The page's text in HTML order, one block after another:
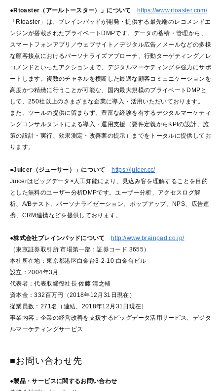
●Rtoaster（アールトースター）」について
https://www.rtoaster.com/
「Rtoaster」は、ブレインパッドが開発・提供する最先端のレコメンドエ
ンジンが搭載されたプライベートDMPです。データの蓄積・管理から、
スマートフォンアプリ／ウェブサイト／デジタル広告／メールなどの多様
な顧客接点におけるパーソナライズアプローチ、行動ターゲティング／レ
コメンドといったアクションまで、デジタルマーケティングを強力にサポ
ートします。複数のチャネルを横断した最適な顧客コミュニケーションを
高度かつ精緻に行うことが可能な、国内最大規模のプライベートDMPと
して、250社以上のさまざまな企業に導入・活用いただいております。
また、ツールの提供に留まらず、豊富な経験を有するデジタルマーケティ
ングコンサルタントによる導入・運用支援（要件定義からKPIの設計、施
策の設計・実行、効果測定・改善案の提示）までをトータルに提供してお
ります。
●Juicer（ジューサー）」について
https://juicer.cc/
Juicerはビッグデータ×人工知能により、見込み客を理解することを目的
とした無料のユーザー分析DMPです。ユーザー分析、アクセスログ解
析、A/Bテスト、パーソナライゼーション、ポップアップ、NPS、広告連
携、CRM連携などを提供しております。
●株式会社ブレインパッドについて
http://www.brainpad.co.jp/
（東京証券取引所 市場第一部：証券コード 3655）
本社所在地：東京都港区白金台3-2-10 白金台ビル
設立：2004年3月
代表者：代表取締役社長 佐藤 清之輔
資本金：332百万円（2018年12月31日現在）
従業員数：271名（連結、2018年12月31日現在）
事業内容：企業の経営改善を支援するビッグデータ活用サービス、デジタ
ルマーケティングサービス
■お問い合わせ先
●製品・サービスに関するお問い合わせ